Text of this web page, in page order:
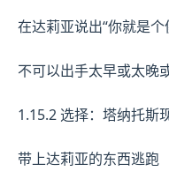
在达莉亚说出“你就是
不可以出手太早或太晚
1.15.2 选择：塔纳托斯
带上达莉亚的东西逃跑